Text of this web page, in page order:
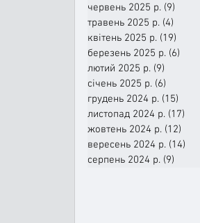
червень 2025 р. (9)
травень 2025 р. (4)
квітень 2025 р. (19)
березень 2025 р. (6)
лютий 2025 р. (9)
січень 2025 р. (6)
грудень 2024 р. (15)
листопад 2024 р. (17)
жовтень 2024 р. (12)
вересень 2024 р. (14)
серпень 2024 р. (9)